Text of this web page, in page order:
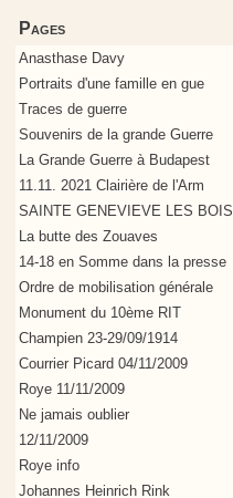
Pages
Anasthase Davy
Portraits d'une famille en gue
Traces de guerre
Souvenirs de la grande Guerre
La Grande Guerre à Budapest
11.11. 2021 Clairière de l'Arm
SAINTE GENEVIEVE LES BOIS
La butte des Zouaves
14-18 en Somme dans la presse
Ordre de mobilisation générale
Monument du 10ème RIT
Champien 23-29/09/1914
Courrier Picard 04/11/2009
Roye 11/11/2009
Ne jamais oublier
12/11/2009
Roye info
Johannes Heinrich Rink